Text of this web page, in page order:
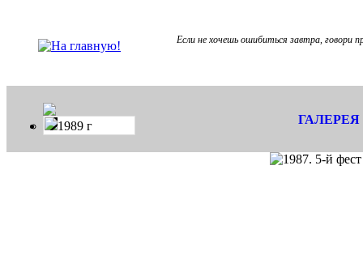
Если не хочешь ошибиться завтра, говори
1989 г ГАЛЕРЕЯ